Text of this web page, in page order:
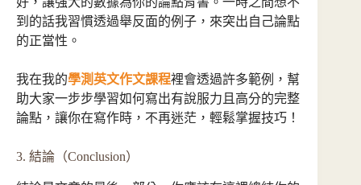
到的話我習慣透過舉反面的例子，來突出自己論點
的正當性。
我在我的學測英文作文課程裡會透過許多範例，幫
助大家一步步學習如何寫出有說服力且高分的完整
論點，讓你在寫作時，不再迷茫，輕鬆掌握技巧！
3. 結論（Conclusion）